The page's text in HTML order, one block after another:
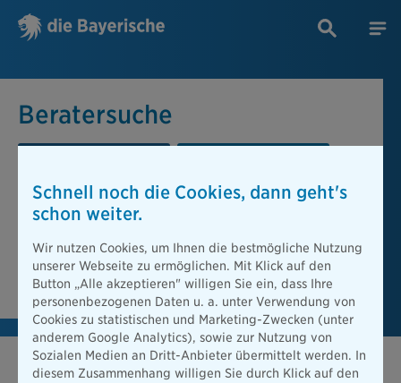
Beratersuche
Beratersuche
PLZ oder Ort
Berater finden
Schnell noch die Cookies, dann geht's
schon weiter.
Wir nutzen Cookies, um Ihnen die bestmögliche Nutzung
unserer Webseite zu ermöglichen. Mit Klick auf den
Button „Alle akzeptieren" willigen Sie ein, dass Ihre
personenbezogenen Daten u. a. unter Verwendung von
Cookies zu statistischen und Marketing-Zwecken (unter
anderem Google Analytics), sowie zur Nutzung von
Sozialen Medien an Dritt-Anbieter übermittelt werden. In
diesem Zusammenhang willigen Sie durch Klick auf den